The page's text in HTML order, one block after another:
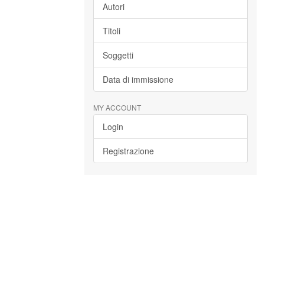
Autori
Titoli
Soggetti
Data di immissione
MY ACCOUNT
Login
Registrazione